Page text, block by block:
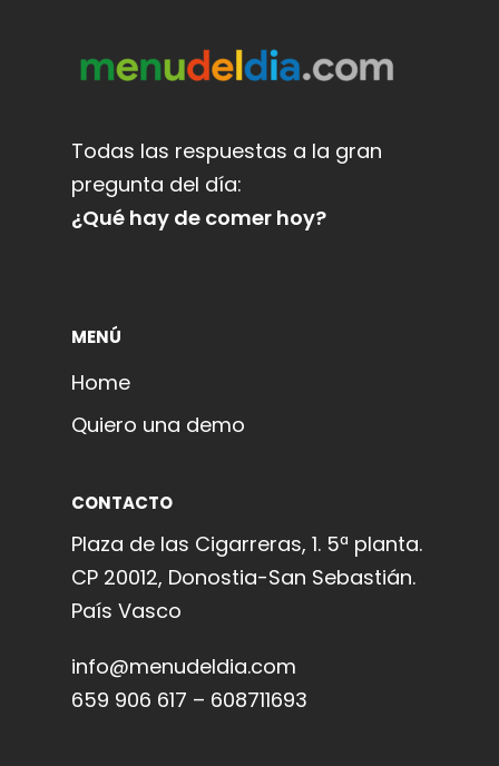
Todas las respuestas a la gran
pregunta del día:
¿Qué hay de comer hoy?
MENÚ
Home
Quiero una demo
CONTACTO
Plaza de las Cigarreras, 1. 5ª planta.
CP 20012, Donostia-San Sebastián.
País Vasco
info@menudeldia.com
659 906 617 – 608711693